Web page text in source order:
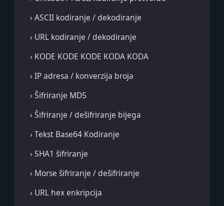
› ASCII kodiranje / dekodiranje
› URL kodiranje / dekodiranje
› KODE KODE KODE KODA KODA
› IP adresa / konverzija broja
› Šifriranje MD5
› Šifriranje / dešifriranje bijega
› Tekst Base64 Kodiranje
› SHA1 šifriranje
› Morse šifriranje / dešifriranje
› URL hex enkripcija